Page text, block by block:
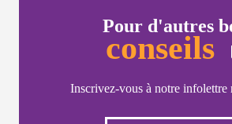
Pour d'autres
conseils
Inscrivez-vous à notre infolettre